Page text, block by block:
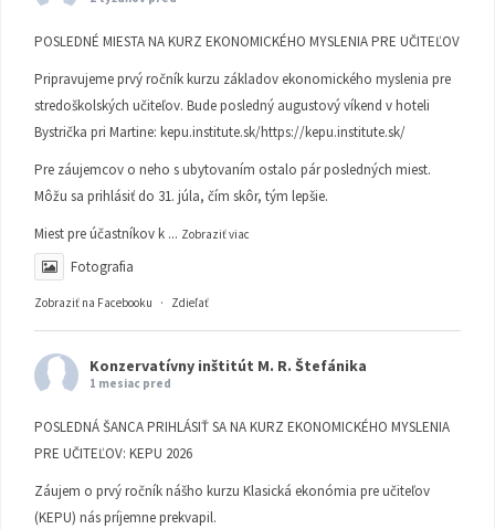
POSLEDNÉ MIESTA NA KURZ EKONOMICKÉHO MYSLENIA PRE UČITEĽOV
Pripravujeme prvý ročník kurzu základov ekonomického myslenia pre
stredoškolských učiteľov. Bude posledný augustový víkend v hoteli
Bystrička pri Martine: kepu.institute.sk/https://kepu.institute.sk/
Pre záujemcov o neho s ubytovaním ostalo pár posledných miest.
Môžu sa prihlásiť do 31. júla, čím skôr, tým lepšie.
Miest pre účastníkov k ... Zobraziť viac
Fotografia
Zobraziť na Facebooku · Zdieľať
Konzervatívny inštitút M. R. Štefánika
1 mesiac pred
POSLEDNÁ ŠANCA PRIHLÁSIŤ SA NA KURZ EKONOMICKÉHO MYSLENIA
PRE UČITEĽOV: KEPU 2026
Záujem o prvý ročník nášho kurzu Klasická ekonómia pre učiteľov
(KEPU) nás príjemne prekvapil.